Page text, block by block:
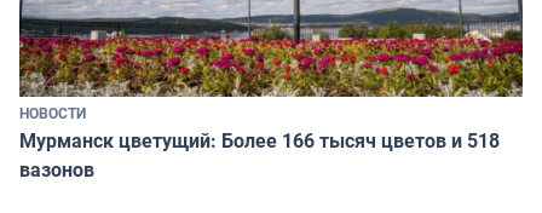
НОВОСТИ
Мурманск цветущий: Более 166 тысяч цветов и 518
вазонов